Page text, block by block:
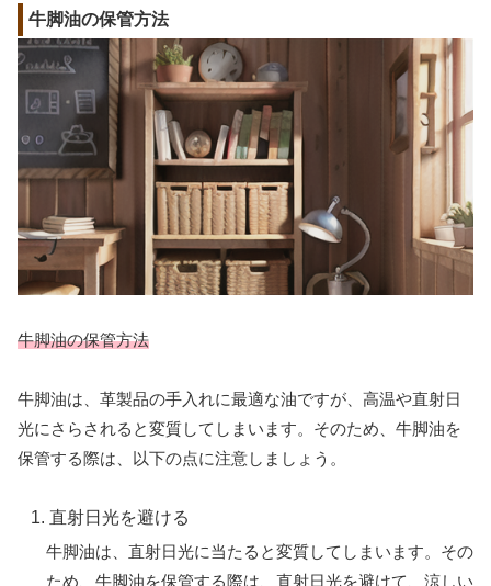
牛脚油の保管方法
牛脚油の保管方法
牛脚油は、革製品の手入れに最適な油ですが、高温や直射日
光にさらされると変質してしまいます。そのため、牛脚油を
保管する際は、以下の点に注意しましょう。
直射日光を避ける
牛脚油は、直射日光に当たると変質してしまいます。その
ため、牛脚油を保管する際は、直射日光を避けて、涼しい